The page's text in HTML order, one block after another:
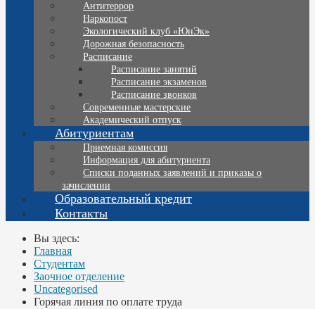
Антитеррор
Наркопост
Экологический клуб «ЮнЭк»
Дорожная безопасность
Расписание
Расписание занятий
Расписание экзаменов
Расписание звонков
Современные мастерские
Академический отпуск
Абитуриентам
Приемная комиссия
Информация для абитуриента
Списки поданных заявлений и приказы о
зачислении
Образовательный кредит
Контакты
Вы здесь:
Главная
Студентам
Заочное отделение
Uncategorised
Горячая линия по оплате труда